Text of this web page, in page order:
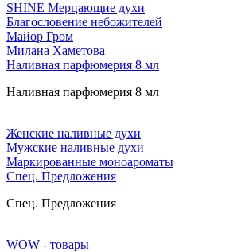
SHINE Мерцающие духи
Благословение небожителей
Майор Гром
Милана Хаметова
Наливная парфюмерия 8 мл
Наливная парфюмерия 8 мл
Женские наливные духи
Мужские наливные духи
Маркированные моноароматы
Cпец. Предложения
Cпец. Предложения
WOW - товары